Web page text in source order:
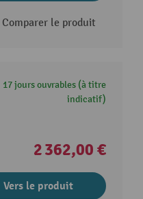
Comparer le produit
17 jours ouvrables (à titre
indicatif)
2 362,00 €
Vers le produit